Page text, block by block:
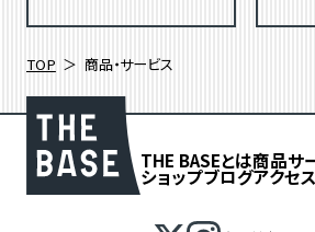
TOP 商品・サービス
THE BASEとは商品サ
ショップブログアクセス